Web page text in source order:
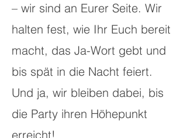
– wir sind an Eurer Seite. Wir
halten fest, wie Ihr Euch bereit
macht, das Ja-Wort gebt und
bis spät in die Nacht feiert.
Und ja, wir bleiben dabei, bis
die Party ihren Höhepunkt
erreicht!